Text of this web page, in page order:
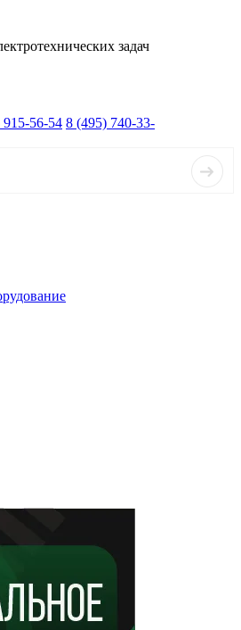
задач
915-56-54 8 (495) 740-33-